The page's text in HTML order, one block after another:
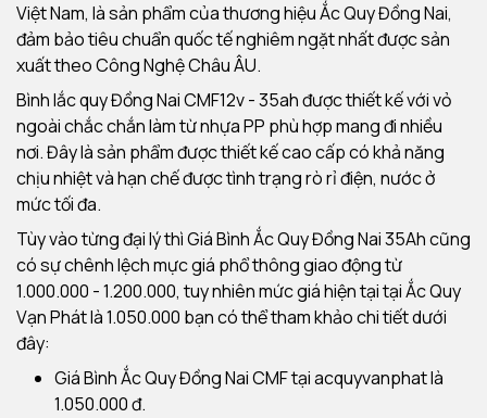
Việt Nam, là sản phẩm của thương hiệu Ắc Quy Đồng Nai,
đảm bảo tiêu chuẩn quốc tế nghiêm ngặt nhất được sản
xuất theo Công Nghệ Châu ÂU.
Bình lắc quy Đồng Nai CMF12v - 35ah được thiết kế với vỏ
ngoài chắc chắn làm từ nhựa PP phù hợp mang đi nhiều
nơi. Đây là sản phẩm được thiết kế cao cấp có khả năng
chịu nhiệt và hạn chế được tình trạng rò rỉ điện, nước ở
mức tối đa.
Tùy vào từng đại lý thì Giá Bình Ắc Quy Đồng Nai 35Ah cũng
có sự chênh lệch mực giá phổ thông giao động từ
1.000.000 - 1.200.000, tuy nhiên mức giá hiện tại tại Ắc Quy
Vạn Phát là 1.050.000 bạn có thể tham khảo chi tiết dưới
đây:
Giá Bình Ắc Quy Đồng Nai CMF tại acquyvanphat là
1.050.000 đ.